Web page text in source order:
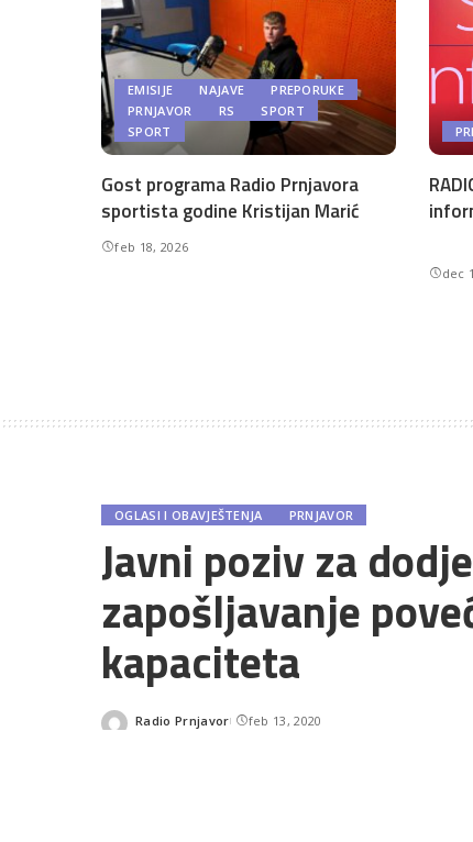
EMISIJE NAJAVE
PREPORUKE
PRNJAVOR
RS
SPORT
SPORT
Gost programa Radio Prnjavora
sportista godine Kristijan Marić
feb 18, 2026
dec
OGLASI I OBAVJEŠTENJA PRNJAVOR
Javni poziv za
zapošljavanje
kapaciteta
Posted
Radio Prnjavor feb 13, 2020